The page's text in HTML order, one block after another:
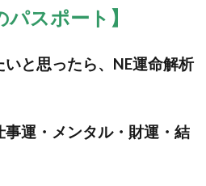
パスポート】
と思ったら、NE運命解析
運・メンタル・財運・結